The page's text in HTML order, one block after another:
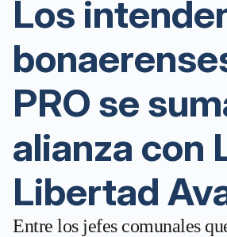
Los
PRO se
alianza con
Libertad
Entre los jefes comunales